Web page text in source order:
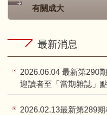
有關成大
最新消息
2026.06.04 最新第290
迎讀者至「當期雜誌」點
2026.02.13最新第289